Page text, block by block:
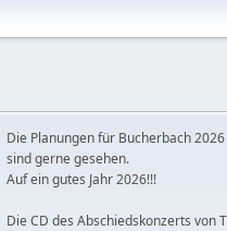
Die Planungen für Bucherbach
sind gerne gesehen.
Auf ein gutes Jahr 2026!!!
Die CD des Abschiedskonzerts